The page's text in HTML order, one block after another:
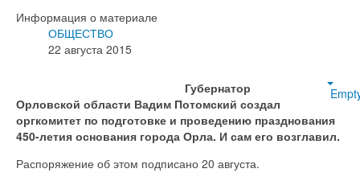
Информация о материале
ОБЩЕСТВО
22 августа 2015
Губернатор
Орловской области Вадим Потомский создал
оргкомитет по подготовке и проведению празднования
450-летия основания города Орла. И сам его возглавил.
Распоряжение об этом подписано 20 августа.